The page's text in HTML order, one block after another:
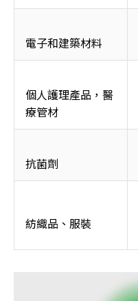
電子和建築材料
個人護理產品，醫
療管材
抗菌劑
紡織品、服裝